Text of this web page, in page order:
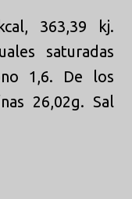
363,39 kj.
saturadas
1,6. De los
26,02g. Sal